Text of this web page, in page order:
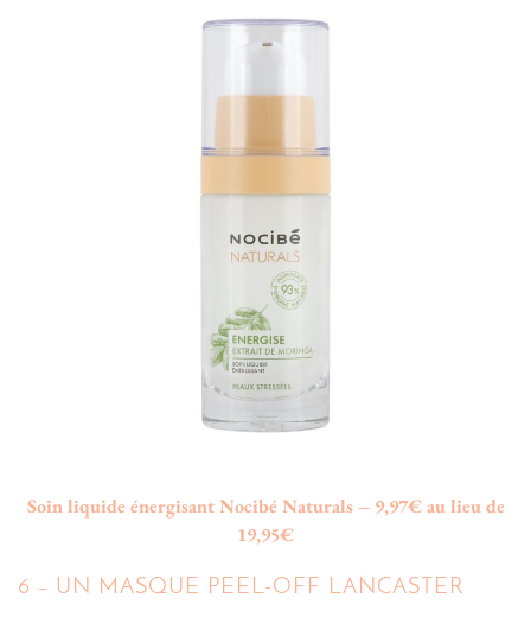
Soin liquide énergisant Nocibé Naturals – 9,97€ au lieu de
19,95€
6 – UN MASQUE PEEL-OFF LANCASTER